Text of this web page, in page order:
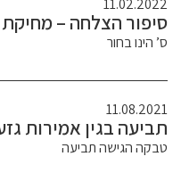
11.02.2022
סיפור הצלחה – מחיקת
ס’ הינו בחור
11.08.2021
תביעה בגין אמירות
טבקה הגישה תביעה